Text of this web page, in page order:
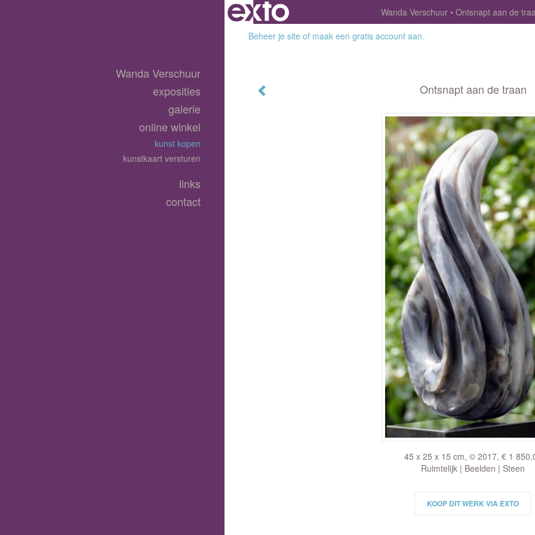
Wanda Verschuur
Ontsnapt aan de
Beheer je site of maak een gratis account aan.
Ontsnapt aan de traan
45 x 25 x 15 cm, © 2017, € 1
Ruimtelijk | Beelden | Steen
KOOP DIT WERK VIA EXTO
Wanda Verschuur
exposities
galerie
online winkel
kunst kopen
kunstkaart versturen
links
contact